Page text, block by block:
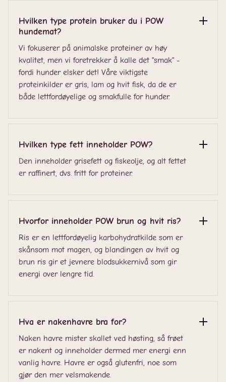
Hvilken type protein bruker du i POW
hundemat?
Vi fokuserer på animalske proteiner av høy
kvalitet, men vi foretrekker å kalle det "smak" -
fordi hunder elsker det! Våre viktigste
proteinkilder er gris, lam og hvit fisk, da de er
både lettfordøyelige og smakfulle for hunder.
Hvilken type fett inneholder POW?
Den inneholder grisefett og fiskeolje, og alt fettet
er raffinert, dvs. fritt for proteiner.
Hvorfor inneholder POW brun og hvit ris?
Ris er en lettfordøyelig karbohydratkilde som er
skånsom mot magen, og blandingen av hvit og
brun ris gir et jevnere blodsukkernivå som gir
energi over lengre tid.
Hva er nakenhavre bra for?
Naken havre mister skallet ved høsting, så frøet
er nakent og inneholder dermed mer energi enn
vanlig havre. Havre er også glutenfri, noe som
gjør den mer velsmakende.